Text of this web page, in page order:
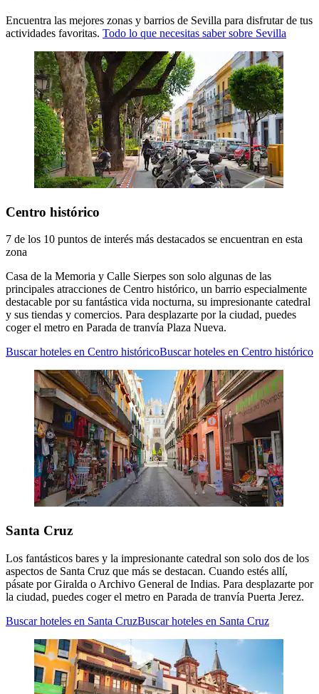
Encuentra las mejores zonas y barrios de Sevilla para disfrutar de tus
actividades favoritas. Todo lo que necesitas saber sobre Sevilla
Centro histórico
7 de los 10 puntos de interés más destacados se encuentran en esta
zona
Casa de la Memoria y Calle Sierpes son solo algunas de las
principales atracciones de Centro histórico, un barrio especialmente
destacable por su fantástica vida nocturna, su impresionante catedral
y sus tiendas y comercios. Para desplazarte por la ciudad, puedes
coger el metro en Parada de tranvía Plaza Nueva.
Buscar hoteles en Centro históricoBuscar hoteles en Centro histórico
Santa Cruz
Los fantásticos bares y la impresionante catedral son solo dos de los
aspectos de Santa Cruz que más se destacan. Cuando estés allí,
pásate por Giralda o Archivo General de Indias. Para desplazarte por
la ciudad, puedes coger el metro en Parada de tranvía Puerta Jerez.
Buscar hoteles en Santa CruzBuscar hoteles en Santa Cruz